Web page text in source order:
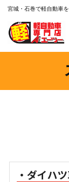
宮城・石巻で軽自動車
・ダイハ